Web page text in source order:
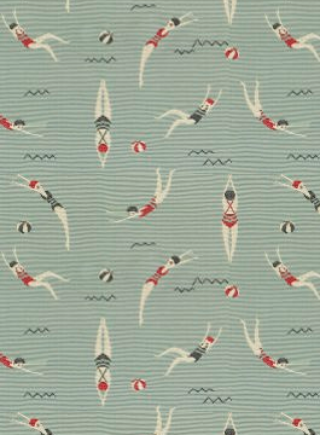
Heimtextil
die Trends
Das Jahr beginnt mit Stoffen
uns auf der Messe Heimtextil in
Suche nach den schönsten